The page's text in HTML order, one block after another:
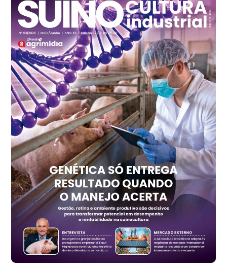
R$ 7,13
kg
Frango - Indicador
SP
R$ 7,15
kg
Trigo Atacado - Regional
PR
R$ 1.417,12
t
Trigo Atacado - Regional
RS
R$ 1.325,22
t
Ovo Vermelho - Regional
Vermelho
R$ 168,86
cx
Ovo Branco - Regional
Santa Maria do Jetibá (ES)